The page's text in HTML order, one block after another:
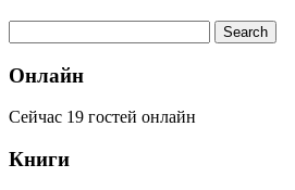
Онлайн
Сейчас 19 гостей онлайн
Книги